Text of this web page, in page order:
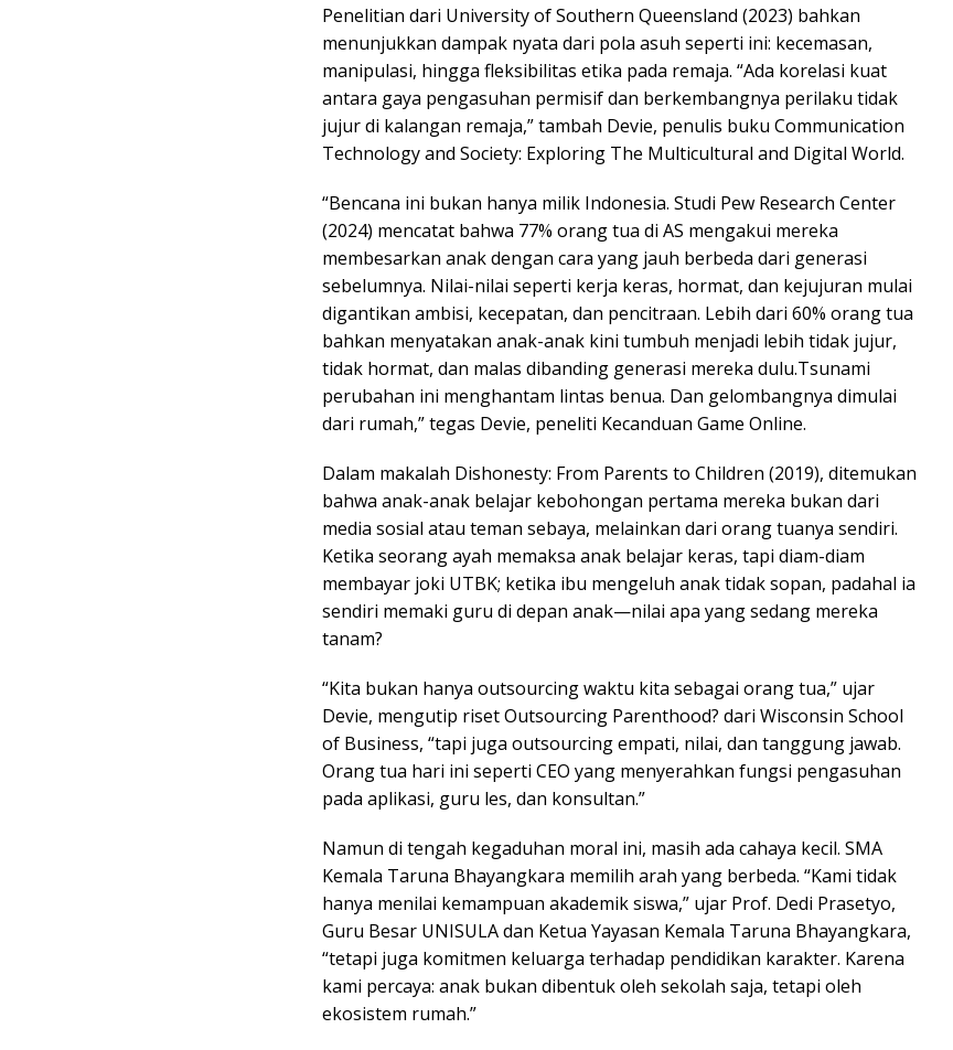
Penelitian dari University of Southern Queensland (2023) bahkan
menunjukkan dampak nyata dari pola asuh seperti ini: kecemasan,
manipulasi, hingga fleksibilitas etika pada remaja. “Ada korelasi kuat
antara gaya pengasuhan permisif dan berkembangnya perilaku tidak
jujur di kalangan remaja,” tambah Devie, penulis buku Communication
Technology and Society: Exploring The Multicultural and Digital World.
“Bencana ini bukan hanya milik Indonesia. Studi Pew Research Center
(2024) mencatat bahwa 77% orang tua di AS mengakui mereka
membesarkan anak dengan cara yang jauh berbeda dari generasi
sebelumnya. Nilai-nilai seperti kerja keras, hormat, dan kejujuran mulai
digantikan ambisi, kecepatan, dan pencitraan. Lebih dari 60% orang tua
bahkan menyatakan anak-anak kini tumbuh menjadi lebih tidak jujur,
tidak hormat, dan malas dibanding generasi mereka dulu.Tsunami
perubahan ini menghantam lintas benua. Dan gelombangnya dimulai
dari rumah,” tegas Devie, peneliti Kecanduan Game Online.
Dalam makalah Dishonesty: From Parents to Children (2019), ditemukan
bahwa anak-anak belajar kebohongan pertama mereka bukan dari
media sosial atau teman sebaya, melainkan dari orang tuanya sendiri.
Ketika seorang ayah memaksa anak belajar keras, tapi diam-diam
membayar joki UTBK; ketika ibu mengeluh anak tidak sopan, padahal ia
sendiri memaki guru di depan anak—nilai apa yang sedang mereka
tanam?
“Kita bukan hanya outsourcing waktu kita sebagai orang tua,” ujar
Devie, mengutip riset Outsourcing Parenthood? dari Wisconsin School
of Business, “tapi juga outsourcing empati, nilai, dan tanggung jawab.
Orang tua hari ini seperti CEO yang menyerahkan fungsi pengasuhan
pada aplikasi, guru les, dan konsultan.”
Namun di tengah kegaduhan moral ini, masih ada cahaya kecil. SMA
Kemala Taruna Bhayangkara memilih arah yang berbeda. “Kami tidak
hanya menilai kemampuan akademik siswa,” ujar Prof. Dedi Prasetyo,
Guru Besar UNISULA dan Ketua Yayasan Kemala Taruna Bhayangkara,
“tetapi juga komitmen keluarga terhadap pendidikan karakter. Karena
kami percaya: anak bukan dibentuk oleh sekolah saja, tetapi oleh
ekosistem rumah.”